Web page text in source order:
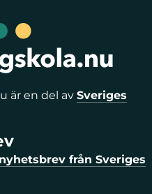
är en del av Sveriges
från Sveriges